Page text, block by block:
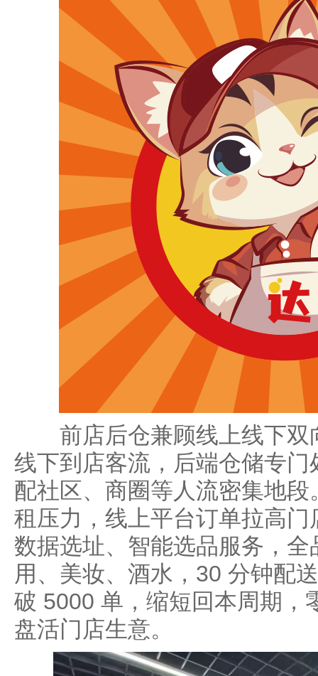
前店后仓兼顾线上线下双
线下到店客流，后端仓储专
配社区、商圈等人流密集地
租压力，线上平台订单拉高
数据选址、智能选品服务，
用、美妆、酒水，30 分钟配
破 5000 单，缩短回本周期，
盘活门店生意。